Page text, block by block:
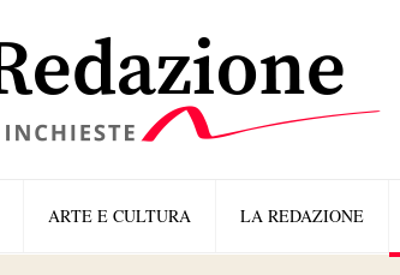
ARTE E CULTURA LA REDAZIONE